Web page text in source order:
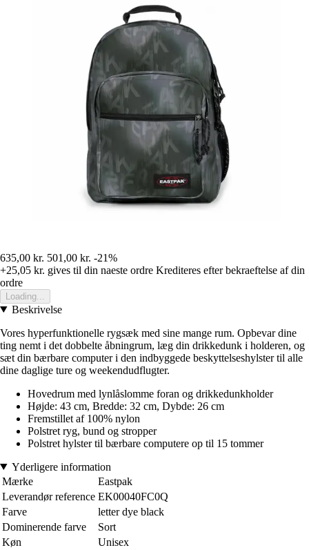
635,00 kr. 501,00 kr. -21%
+25,05 kr. gives til din naeste ordre Krediteres efter bekraeftelse af din
ordre
Loading...
Beskrivelse
Vores hyperfunktionelle rygsæk med sine mange rum. Opbevar dine
ting nemt i det dobbelte åbningrum, læg din drikkedunk i holderen, og
sæt din bærbare computer i den indbyggede beskyttelseshylster til alle
dine daglige ture og weekendudflugter.
Hovedrum med lynlåslomme foran og drikkedunkholder
Højde: 43 cm, Bredde: 32 cm, Dybde: 26 cm
Fremstillet af 100% nylon
Polstret ryg, bund og stropper
Polstret hylster til bærbare computere op til 15 tommer
Yderligere information
Mærke
Eastpak
Leverandør reference EK00040FC0Q
Farve
letter dye black
Dominerende farve
Sort
Køn
Unisex